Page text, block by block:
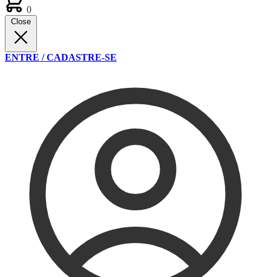
0
Close
ENTRE / CADASTRE-SE